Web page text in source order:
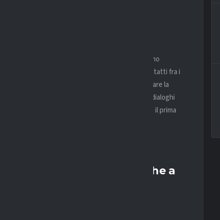
È SERGI DOMINGUEZ:
vicina ai 30 milioni di euro, i biancocelesti vogliono
della Dinamo Zagabria. I contatti fra i
dalla cessione di Gila, Lotito non potrà inviare la
, ma i dialoghi
domanda e offerta al fine di trovare un accordo il prima
Asp. Pronto l’assalto anche a
in prestito, ingaggio da top 10 mondiale